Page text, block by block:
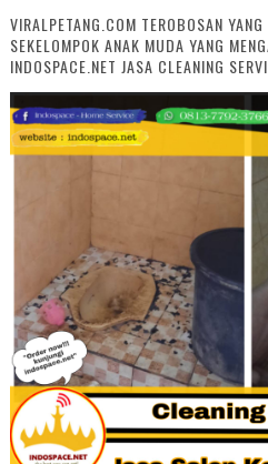
VIRALPETANG.COM TEROBOSAN
SEKELOMPOK ANAK MUDA YANG
INDOSPACE.NET JASA CLEANING